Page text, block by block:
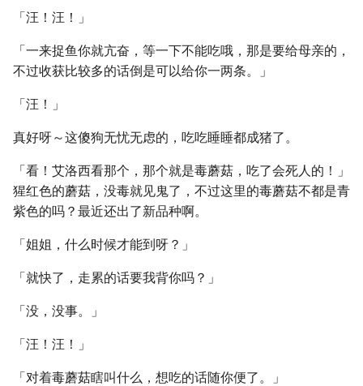
「汪！汪！」
「一来捉鱼你就亢奋，等一下不能吃哦，那是要给母亲的，
不过收获比较多的话倒是可以给你一两条。」
「汪！」
真好呀～这傻狗无忧无虑的，吃吃睡睡都成猪了。
「看！艾洛西看那个，那个就是毒蘑菇，吃了会死人的！」
猩红色的蘑菇，没毒就见鬼了，不过这里的毒蘑菇不都是青
紫色的吗？最近还出了新品种啊。
「姐姐，什么时候才能到呀？」
「就快了，走累的话要我背你吗？」
「没，没事。」
「汪！汪！」
「对着毒蘑菇瞎叫什么，想吃的话随你便了。」